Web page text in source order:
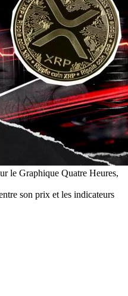
le Graphique Quatre Heures,
son prix et les indicateurs